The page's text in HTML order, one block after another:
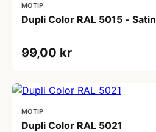
MOTIP
Dupli Color RAL 5015 - Satin
99,00 kr
MOTIP
Dupli Color RAL 5021